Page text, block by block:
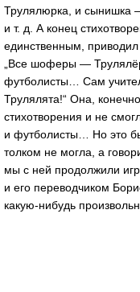
Трулялюрка, и сынишка
и т. д. А конец
единственным,
„Все шоферы —
футболисты… Сам
Трулялята!“ Она,
стихотворения и не
и футболисты… Но это
толком не могла, а
мы с ней продолжили
и его переводчиком
какую-нибудь